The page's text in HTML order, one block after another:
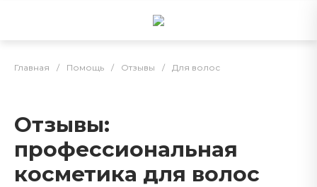
Главная / Помощь / Отзывы / Для волос
Отзывы:
профессиональная
косметика для волос